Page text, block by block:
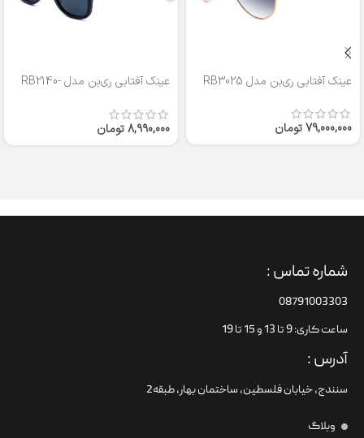
عینک آفتابی ری‌بن مدل RB3025
79,000,000تومان
عینک آفتابی ری‌بن مدل RB2140-
8,990,000تومان
شماره تماس :
08791003303
ساعت کاری: 9 تا 13 و 15 تا 19
آدرس :
سنندج، خیابان فلسطین،‌ ساختمان بهار، طبقه2
وبلاگ